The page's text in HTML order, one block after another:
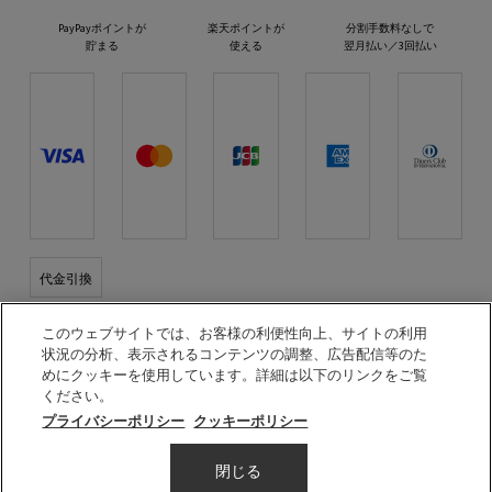
PayPayポイントが
貯まる
楽天ポイントが
使える
分割手数料なしで
翌月払い／3回払い
代金引換
プラダ ビューティとつながる
このウェブサイトでは、お客様の利便性向上、サイトの利用
状況の分析、表示されるコンテンツの調整、広告配信等のた
めにクッキーを使用しています。詳細は以下のリンクをご覧
ください。
プライバシーポリシー クッキーポリシー
閉じる